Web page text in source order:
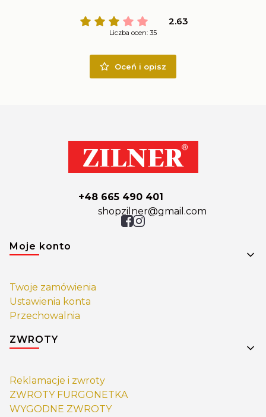
2.63
Liczba ocen: 35
Oceń i opisz
+48 665 490 401
shopzilner@gmail.com
Linki w stopce
Moje konto
Twoje zamówienia
Ustawienia konta
Przechowalnia
ZWROTY
Reklamacje i zwroty
ZWROTY FURGONETKA
WYGODNE ZWROTY